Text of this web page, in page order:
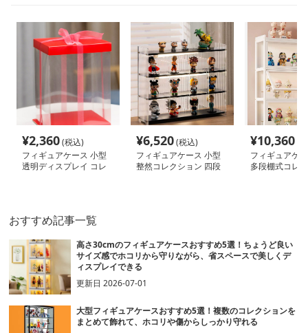
¥2,360(税込)
フィギュアケース 小型
透明ディスプレイ コレ
¥6,520(税込)
フィギュアケース 小型
整然コレクション 四段
¥10,360
フィギュアケ
多段棚式コレ
おすすめ記事一覧
高さ30cmのフィギュアケースおすすめ5選！ちょうど良い
サイズ感でホコリから守りながら、省スペースで美しくデ
ィスプレイできる
更新日2026-07-01
大型フィギュアケースおすすめ5選！複数のコレクションを
まとめて飾れて、ホコリや傷からしっかり守れる